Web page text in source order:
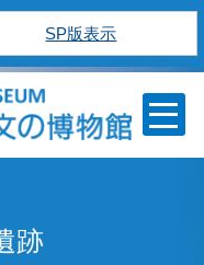
SP版表示
跡